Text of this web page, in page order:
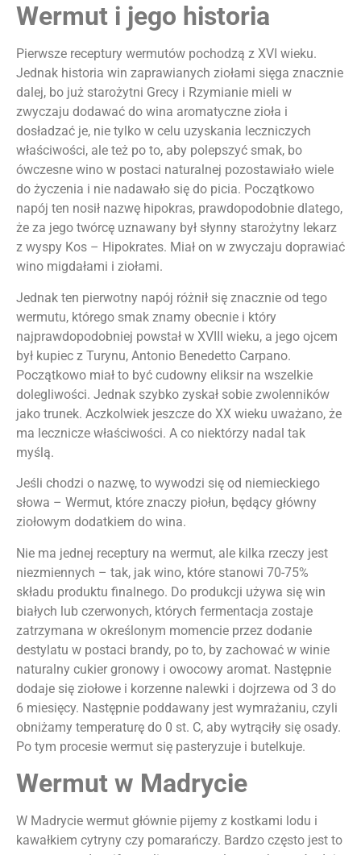
Wermut i jego historia
Pierwsze receptury wermutów pochodzą z XVI wieku.
Jednak historia win zaprawianych ziołami sięga znacznie
dalej, bo już starożytni Grecy i Rzymianie mieli w
zwyczaju dodawać do wina aromatyczne zioła i
dosładzać je, nie tylko w celu uzyskania leczniczych
właściwości, ale też po to, aby polepszyć smak, bo
ówczesne wino w postaci naturalnej pozostawiało wiele
do życzenia i nie nadawało się do picia. Początkowo
napój ten nosił nazwę hipokras, prawdopodobnie dlatego,
że za jego twórcę uznawany był słynny starożytny lekarz
z wyspy Kos – Hipokrates. Miał on w zwyczaju doprawiać
wino migdałami i ziołami.
Jednak ten pierwotny napój różnił się znacznie od tego
wermutu, którego smak znamy obecnie i który
najprawdopodobniej powstał w XVIII wieku, a jego ojcem
był kupiec z Turynu, Antonio Benedetto Carpano.
Początkowo miał to być cudowny eliksir na wszelkie
dolegliwości. Jednak szybko zyskał sobie zwolenników
jako trunek. Aczkolwiek jeszcze do XX wieku uważano, że
ma lecznicze właściwości. A co niektórzy nadal tak
myślą.
Jeśli chodzi o nazwę, to wywodzi się od niemieckiego
słowa – Wermut, które znaczy piołun, będący główny
ziołowym dodatkiem do wina.
Nie ma jednej receptury na wermut, ale kilka rzeczy jest
niezmiennych – tak, jak wino, które stanowi 70-75%
składu produktu finalnego. Do produkcji używa się win
białych lub czerwonych, których fermentacja zostaje
zatrzymana w określonym momencie przez dodanie
destylatu w postaci brandy, po to, by zachować w winie
naturalny cukier gronowy i owocowy aromat. Następnie
dodaje się ziołowe i korzenne nalewki i dojrzewa od 3 do
6 miesięcy. Następnie poddawany jest wymrażaniu, czyli
obniżamy temperaturę do 0 st. C, aby wytrąciły się osady.
Po tym procesie wermut się pasteryzuje i butelkuje.
Wermut w Madrycie
W Madrycie wermut głównie pijemy z kostkami lodu i
kawałkiem cytryny czy pomarańczy. Bardzo często jest to